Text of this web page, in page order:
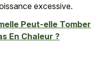
excessive.
Peut-elle Tomber
En Chaleur ?